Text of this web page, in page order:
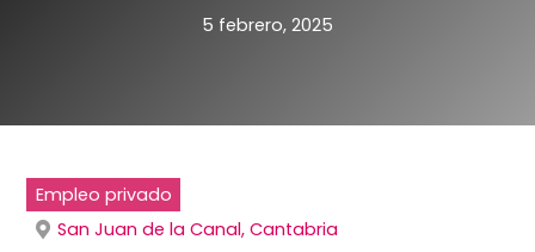
5 febrero, 2025
Empleo privado
San Juan de la Canal, Cantabria